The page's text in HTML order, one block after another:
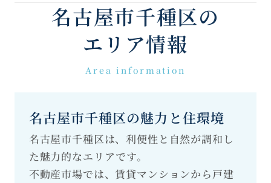
名古屋市千種区の
エリア情報
Area information
名古屋市千種区の魅力と住環境
名古屋市千種区は、利便性と自然が調和し
た魅力的なエリアです。
不動産市場では、賃貸マンションから戸建